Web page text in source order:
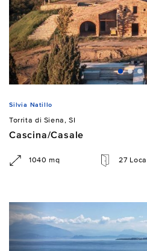
Silvia Natillo
Torrita di Siena, SI
Cascina/Casale
1040 mq 27